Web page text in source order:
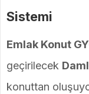
Sistemi
Emlak Konut
geçirilecek
konuttan